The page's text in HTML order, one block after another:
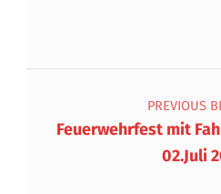
Beitragsnavigation
PREVIOUS
Feuerwehrfest mit
02.Juli